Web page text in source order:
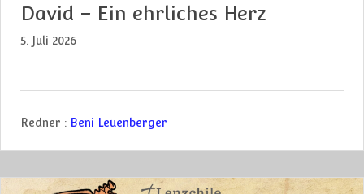
David – Ein ehrliches Herz
5. Juli 2026
Redner : Beni Leuenberger